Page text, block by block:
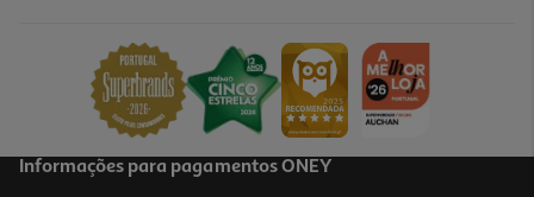
Informações para pagamentos ONEY